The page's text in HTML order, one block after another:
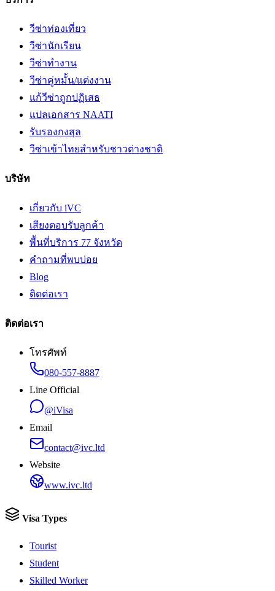
วีซ่าท่องเที่ยว
วีซ่านักเรียน
วีซ่าทำงาน
วีซ่าคู่หมั้น/แต่งงาน
แก้วีซ่าถูกปฏิเสธ
แปลเอกสาร NAATI
รับรองกงสุล
วีซ่าเข้าไทยสำหรับชาวต่างชาติ
บริษัท
เกี่ยวกับ iVC
เสียงตอบรับลูกค้า
พื้นที่บริการ 77 จังหวัด
คำถามที่พบบ่อย
Blog
ติดต่อเรา
ติดต่อเรา
โทรศัพท์
080-557-8887
Line Official
@iVisa
Email
contact@ivc.ltd
Website
www.ivc.ltd
Visa Types
Tourist
Student
Skilled Worker